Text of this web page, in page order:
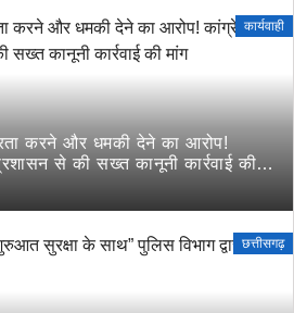
कार्यवाही
करने और धमकी देने का आरोप!
से की सख्त कानूनी कार्रवाई की
छत्तीसगढ़